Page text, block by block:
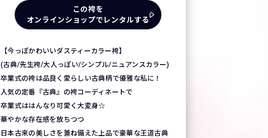
この袴を
オンラインショップでレンタルする
【今っぽかわいいダスティーカラー袴】
(古典/先生袴/大人っぽい/シンプル/ニュアンスカラー)
卒業式の袴は品良く愛らしい古典柄で優雅な私に！
人気の定番『古典』の袴コーディネートで
卒業式ははんなり可愛く大変身☆
華やかな存在感を放ちつつ
日本古来の美しさを兼ね備えた上品で豪華な王道古典